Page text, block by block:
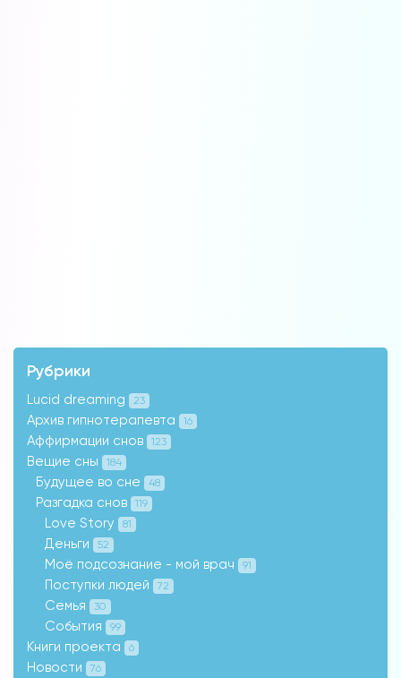
Рубрики
Lucid dreaming 23
Архив гипнотерапевта 16
Аффирмации снов 123
Вещие сны 184
Будущее во сне 48
Разгадка снов 119
Love Story 81
Деньги 52
Моё подсознание - мой врач 91
Поступки людей 72
Семья 30
События 99
Книги проекта 6
Новости 76